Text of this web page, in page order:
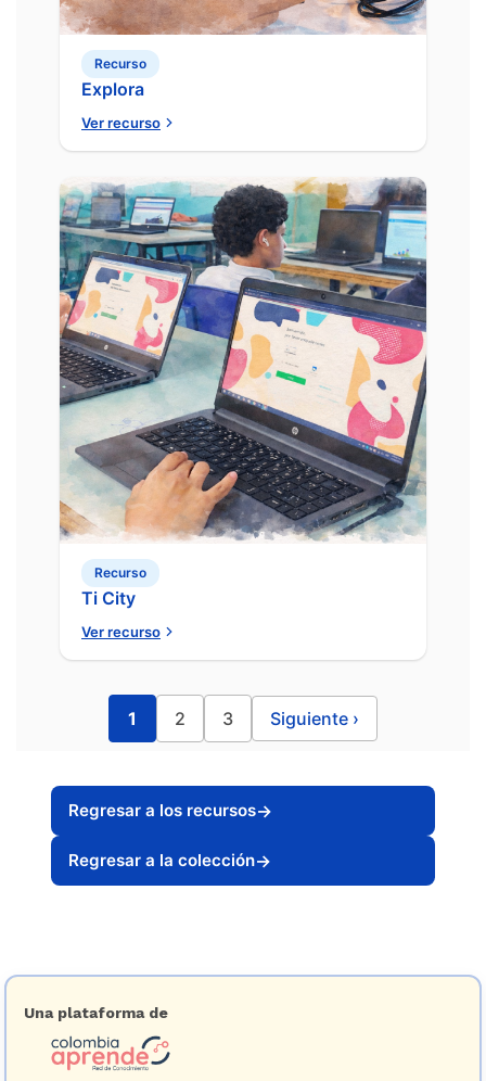
Recurso
Explora
Ver recurso
Recurso
Ti City
Ver recurso
1 2 3 Siguiente ›
Regresar a los recursos→
Regresar a la colección→
Una plataforma de